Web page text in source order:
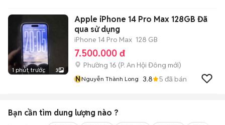
1 phút trước 3
Apple iPhone 14 Pro Max 128GB Đã
qua sử dụng
iPhone 14 Pro Max 128 GB
7.500.000 đ
Phường 16 (P. An Hội Đông mới)
NNguyễn Thành Long 3.8 5 đã bán
Bạn cần tìm dung lượng nào ?